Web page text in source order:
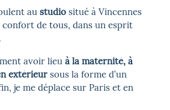
au studio situé à Vincennes
confort de tous, dans un esprit
avoir lieu à la maternité, à
extérieur sous la forme d’un
je me déplace sur Paris et en